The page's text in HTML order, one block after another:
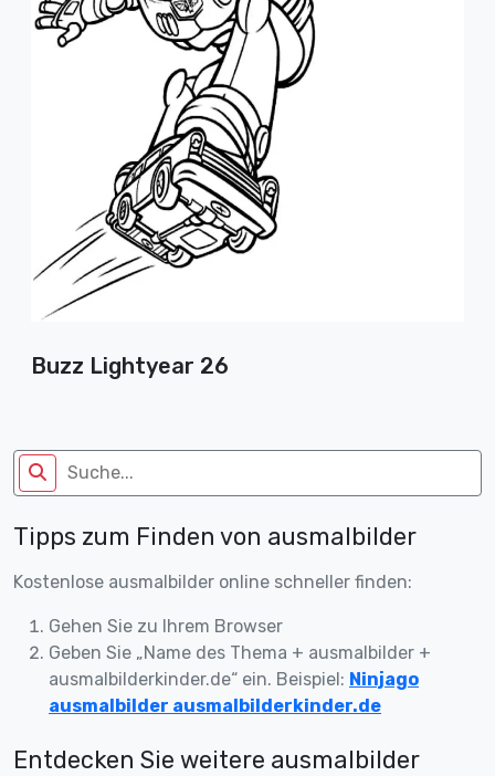
Buzz Lightyear 26
Tipps zum Finden von ausmalbilder
Kostenlose ausmalbilder online schneller finden:
Gehen Sie zu Ihrem Browser
Geben Sie „Name des Thema + ausmalbilder +
ausmalbilderkinder.de“ ein. Beispiel: Ninjago
ausmalbilder ausmalbilderkinder.de
Entdecken Sie weitere ausmalbilder